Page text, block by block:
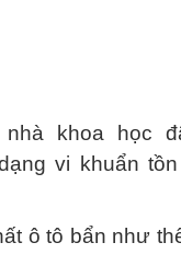
khoa học
vi khuẩn
ô tô bẩn như